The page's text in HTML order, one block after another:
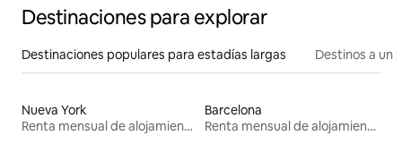
Destinaciones para explorar
Destinaciones populares para estadías largas Destinos a un
Nueva York
Renta mensual de alojamientos
Barcelona
Renta mensual de alojamientos